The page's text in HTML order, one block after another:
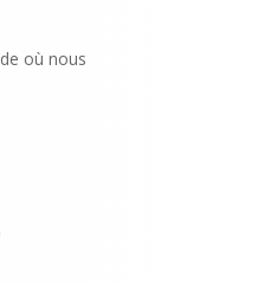
où nous